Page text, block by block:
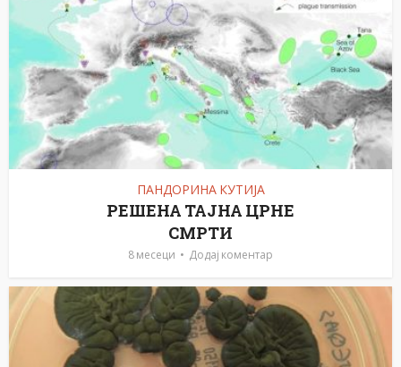
ПАНДОРИНА КУТИЈА
РЕШЕНА ТАЈНА ЦРНЕ
СМРТИ
8 месеци Додај коментар